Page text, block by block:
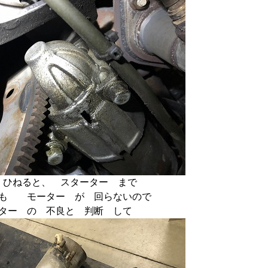
ねると、 スターター まで
モーター が 回らないので
ター の 不良と 判断 して